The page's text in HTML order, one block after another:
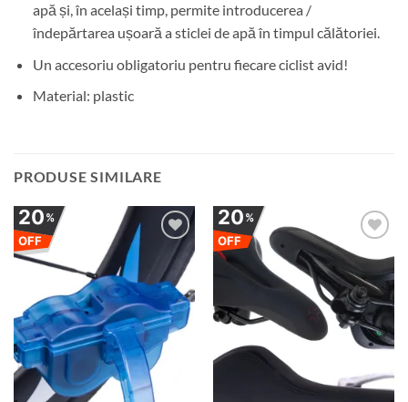
apă și, în același timp, permite introducerea /
îndepărtarea ușoară a sticlei de apă în timpul călătoriei.
Un accesoriu obligatoriu pentru fiecare ciclist avid!
Material: plastic
PRODUSE SIMILARE
20%
OFF
Adauga
la
favorite
20%
OFF
Adauga
favorite